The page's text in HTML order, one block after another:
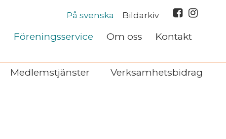
På svenska Bildarkiv
Föreningsservice Om oss Kontakt
Medlemstjänster Verksamhetsbidrag